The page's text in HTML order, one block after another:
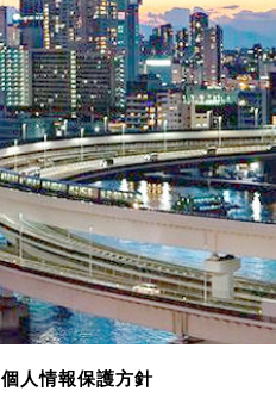
個人情報保護方針